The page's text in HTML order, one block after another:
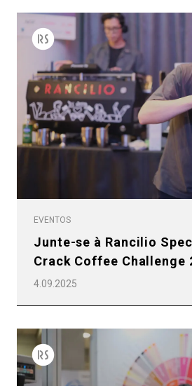
EVENTOS
Junte-se à Rancilio
Crack Coffee Challenge
4.09.2025